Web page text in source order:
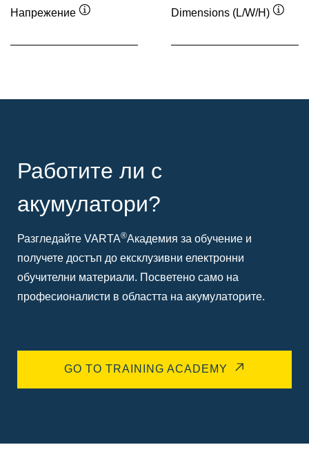
Напрежение
Dimensions (L/W/H)
Работите ли с
акумулатори?
Разгледайте VARTA®Академия за обучение и
получете достъп до ексклузивни електронни
обучителни материали. Посветено само на
професионалисти в областта на акумулаторите.
GO TO TRAINING ACADEMY